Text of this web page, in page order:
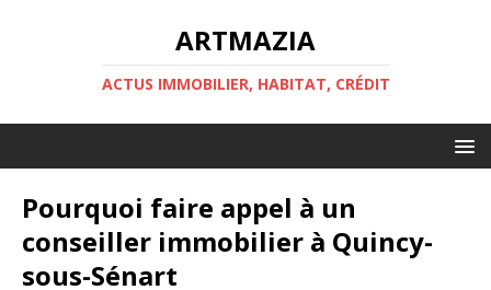
ARTMAZIA
ACTUS IMMOBILIER, HABITAT, CRÉDIT
Pourquoi faire appel à un
conseiller immobilier à Quincy-
sous-Sénart